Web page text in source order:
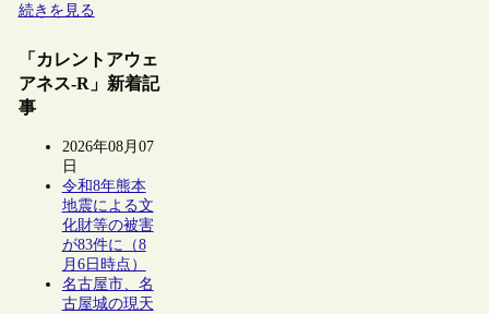
続きを見る
「カレントアウェ
アネス-R」新着記
事
2026年08月07
日
令和8年熊本
地震による文
化財等の被害
が83件に（8
月6日時点）
名古屋市、名
古屋城の現天